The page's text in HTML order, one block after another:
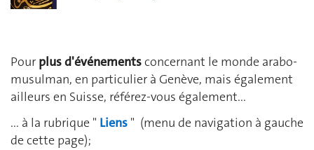
Pour plus d'événementsconcernant le monde arabo-
musulman, en particulier à Genève, mais également
ailleurs en Suisse, référez-vous également...
... à la rubrique " Liens " (menu de navigation à gauche
de cette page);